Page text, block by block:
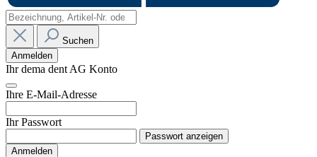
Suchen
Anmelden
Ihr dema dent AG Konto
Ihre E-Mail-Adresse
Ihr Passwort
Passwort anzeigen
Anmelden